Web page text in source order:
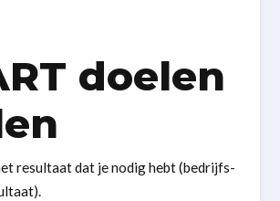
doelen
resultaat dat je nodig hebt (bedrijfs-